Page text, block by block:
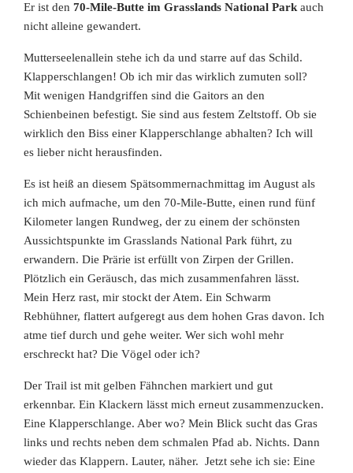
Er ist den70-Mile-Butte im Grasslands National Park auch
nicht alleine gewandert.
Mutterseelenallein stehe ich da und starre auf das Schild.
Klapperschlangen! Ob ich mir das wirklich zumuten soll?
Mit wenigen Handgriffen sind die Gaitors an den
Schienbeinen befestigt. Sie sind aus festem Zeltstoff. Ob sie
wirklich den Biss einer Klapperschlange abhalten? Ich will
es lieber nicht herausfinden.
Es ist heiß an diesem Spätsommernachmittag im August als
ich mich aufmache, um den 70-Mile-Butte, einen rund fünf
Kilometer langen Rundweg, der zu einem der schönsten
Aussichtspunkte im Grasslands National Park führt, zu
erwandern. Die Prärie ist erfüllt von Zirpen der Grillen.
Plötzlich ein Geräusch, das mich zusammenfahren lässt.
Mein Herz rast, mir stockt der Atem. Ein Schwarm
Rebhühner, flattert aufgeregt aus dem hohen Gras davon. Ich
atme tief durch und gehe weiter. Wer sich wohlmehr
erschreckt hat? Die Vögel oder ich?
Der Trail ist mit gelben Fähnchen markiert und gut
erkennbar. Ein Klackern lässt mich erneut zusammenzucken.
Eine Klapperschlange. Aber wo? Mein Blick sucht das Gras
links und rechts neben dem schmalen Pfad ab. Nichts. Dann
wieder das Klappern. Lauter, näher. Jetzt sehe ich sie: Eine